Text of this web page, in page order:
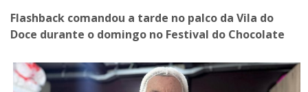
Flashback comandou a tarde no palco da Vila do
Doce durante o domingo no Festival do Chocolate